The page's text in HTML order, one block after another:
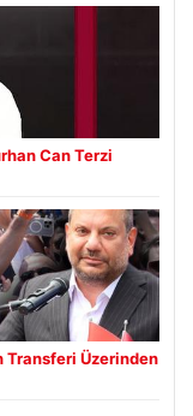
Can Terzi
Transferi Üzerinden